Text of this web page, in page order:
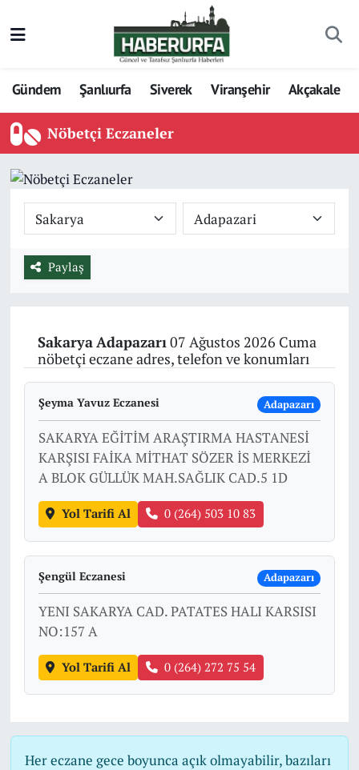
Gündem Şanlıurfa Siverek Viranşehir Akçakale
Nöbetçi Eczaneler
Paylaş
SakaryaAdapazarı07 Ağustos 2026 Cuma
nöbetçi eczane adres, telefon ve konumları
Şeyma Yavuz Eczanesi Adapazarı
SAKARYA EĞİTİM ARAŞTIRMA HASTANESİ
KARŞISI FAİKA MİTHAT SÖZER İS MERKEZİ
A BLOK GÜLLÜK MAH.SAĞLIK CAD.5 1D
Yol Tarifi Al 0 (264) 503 10 83
Şengül Eczanesi Adapazarı
YENI SAKARYA CAD. PATATES HALI KARSISI
NO:157 A
Yol Tarifi Al 0 (264) 272 75 54
Her eczane gece boyunca açık olmayabilir, bazıları